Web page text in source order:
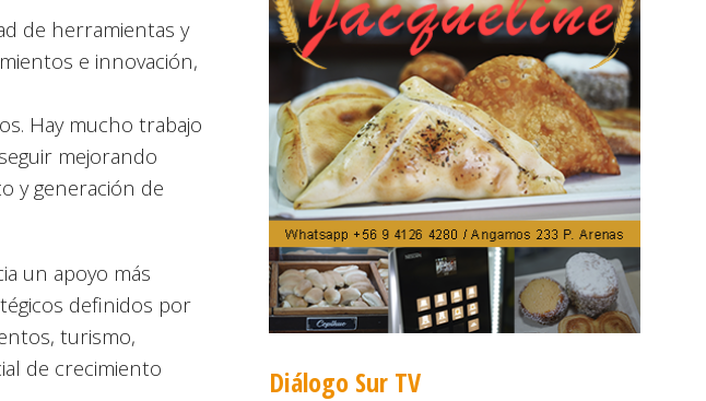
de herramientas y
e innovación,
Hay mucho trabajo
mejorando
y generación de
un apoyo más
definidos por
turismo,
de crecimiento
Diálogo Sur TV